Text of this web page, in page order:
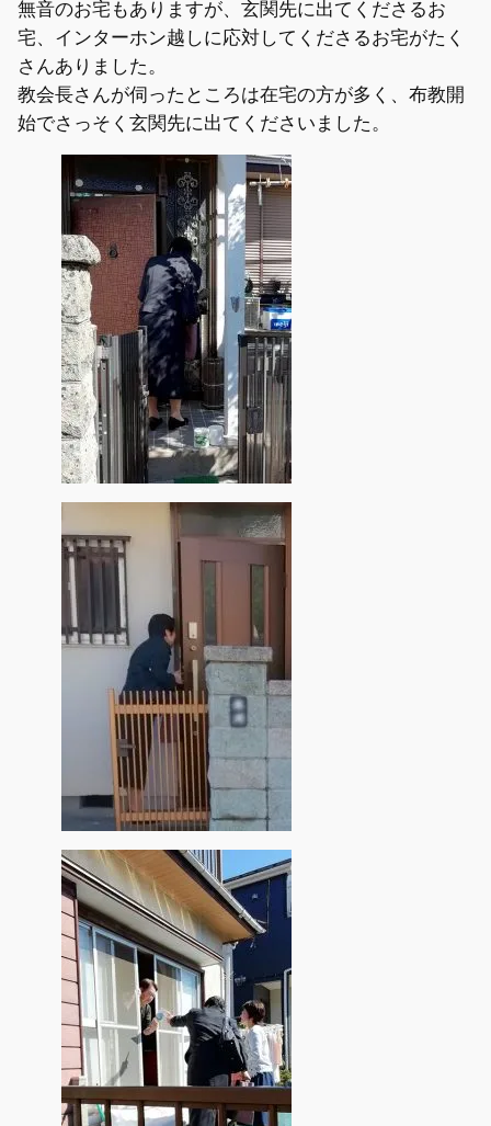
無音のお宅もありますが、玄関先に出てくださるお
宅、インターホン越しに応対してくださるお宅がたく
さんありました。
教会長さんが伺ったところは在宅の方が多く、布教開
始でさっそく玄関先に出てくださいました。